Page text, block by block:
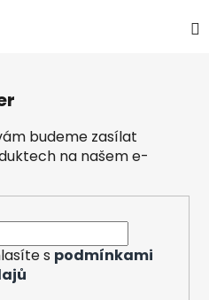
budeme zasílat
na našem e-
s podmínkami